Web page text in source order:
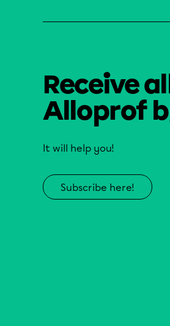
Receive
Alloprof
It will help you!
Subscribe here!